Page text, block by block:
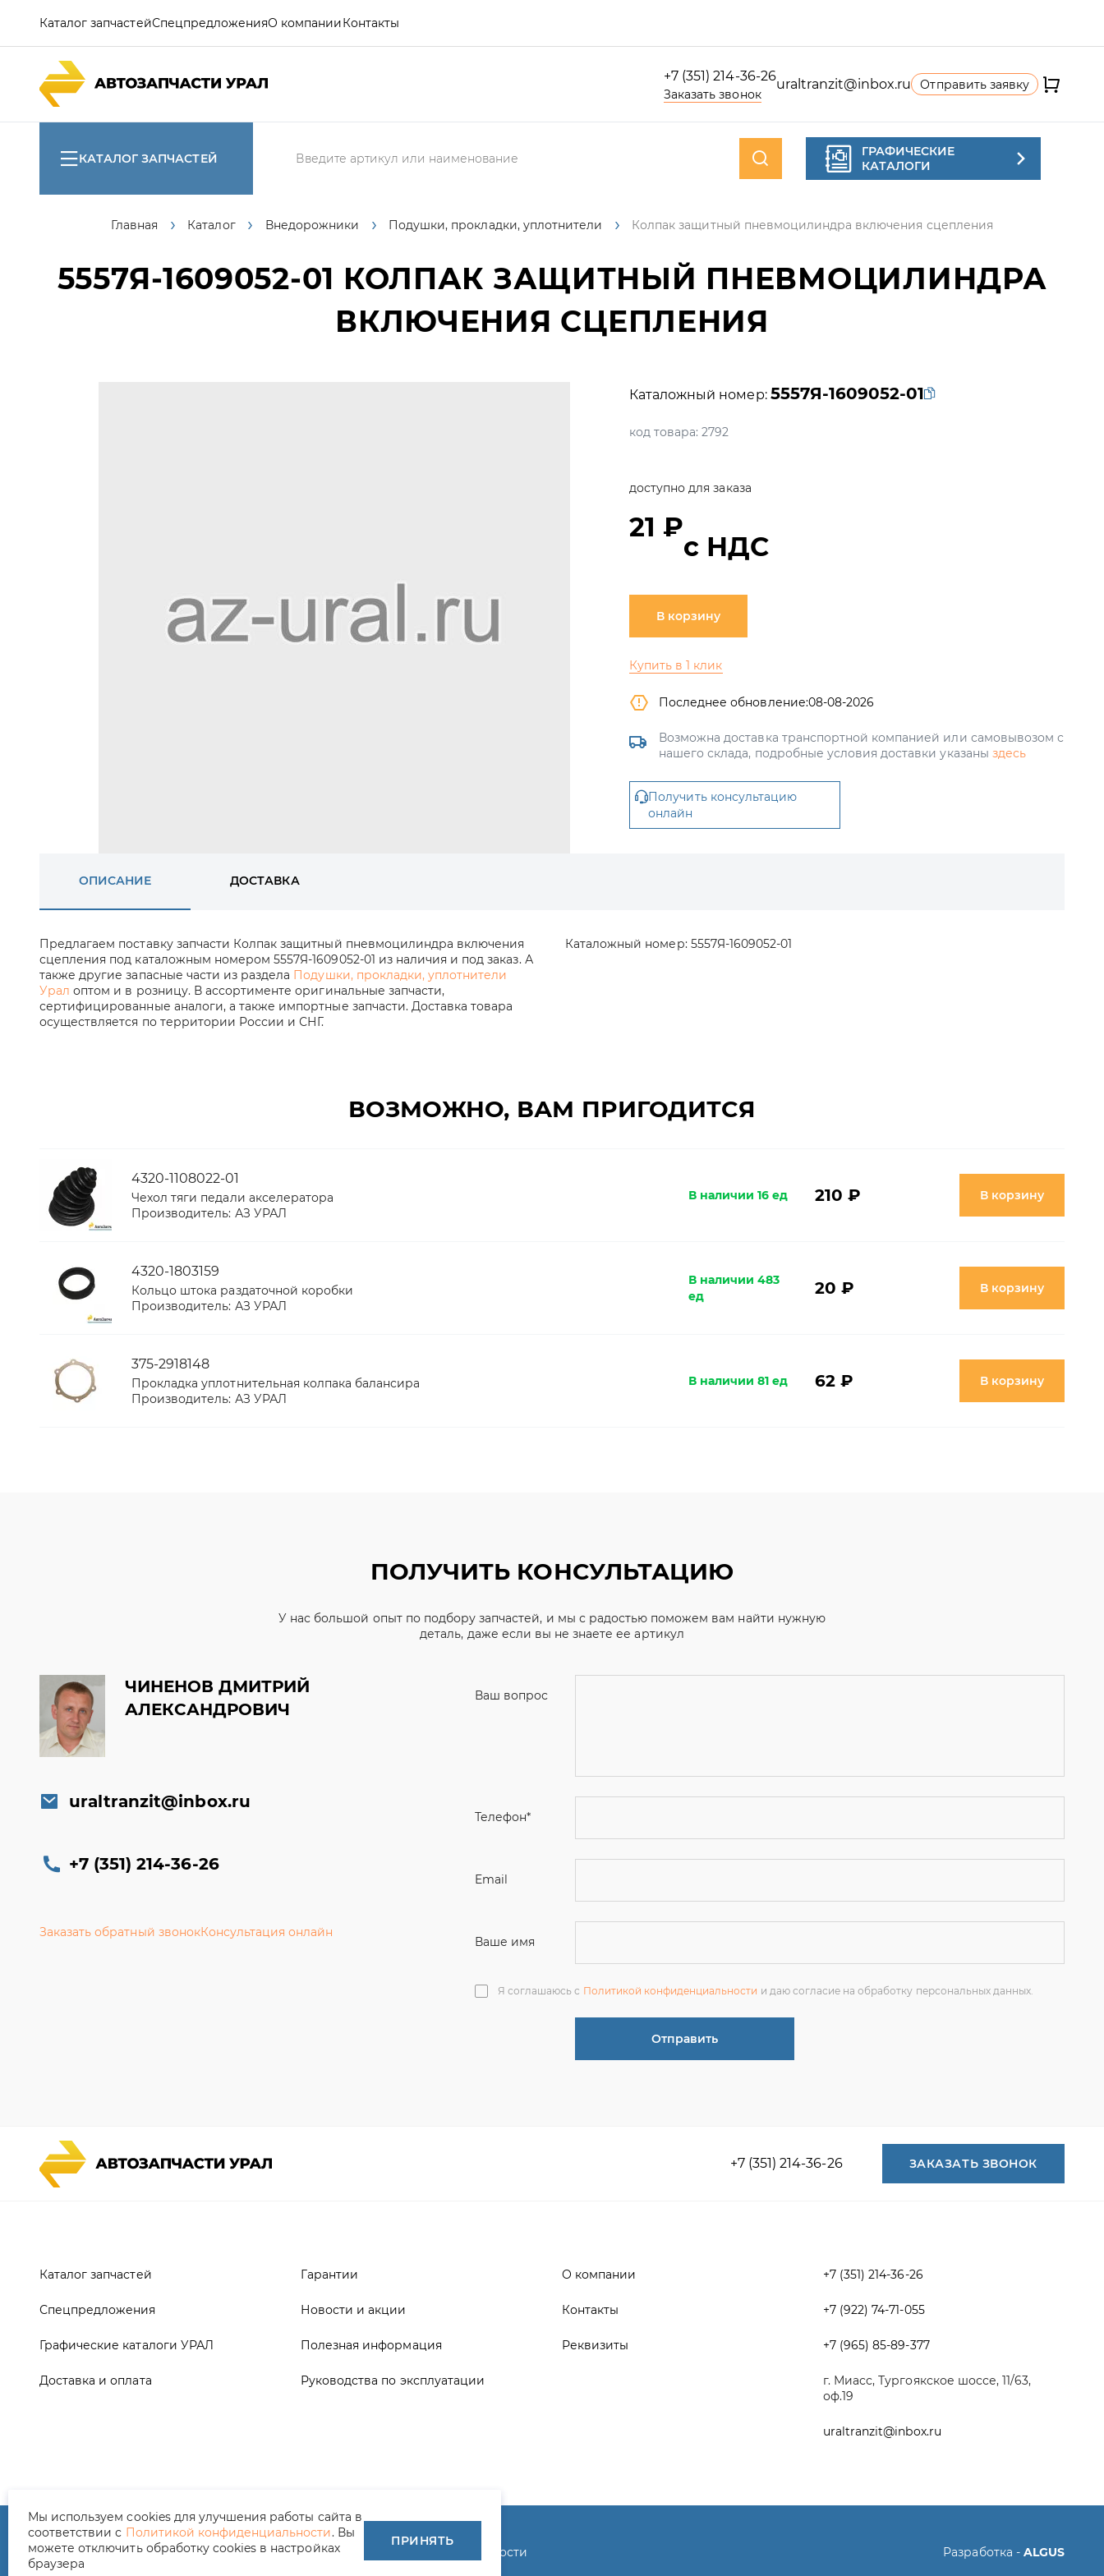
Каталог запчастейСпецпредложенияО компанииКонтакты
+7 (351) 214-36-26
Заказать звонок
uraltranzit@inbox.ru Отправить заявку
КАТАЛОГ ЗАПЧАСТЕЙ
ГРАФИЧЕСКИЕ
КАТАЛОГИ
Главная Каталог Внедорожники Подушки, прокладки, уплотнители Колпак защитный пневмоцилиндра включения сцепления
5557Я-1609052-01 КОЛПАК ЗАЩИТНЫЙ ПНЕВМОЦИЛИНДРА
ВКЛЮЧЕНИЯ СЦЕПЛЕНИЯ
Каталожный номер: 5557Я-1609052-01
код товара: 2792
доступно для заказа
21 ₽
с НДС
В корзину
Купить в 1 клик
Последнее обновление:08-08-2026
Возможна доставка транспортной компанией или самовывозом с
нашего склада, подробные условия доставки указаны здесь
Получить консультацию
онлайн
ОПИСАНИЕ ДОСТАВКА
Предлагаем поставку запчасти Колпак защитный пневмоцилиндра включения
сцепления под каталожным номером 5557Я-1609052-01 из наличия и под заказ. А
также другие запасные части из раздела Подушки, прокладки, уплотнители
Урал оптом и в розницу. В ассортименте оригинальные запчасти,
сертифицированные аналоги, а также импортные запчасти. Доставка товара
осуществляется по территории России и СНГ.
Каталожный номер: 5557Я-1609052-01
ВОЗМОЖНО, ВАМ ПРИГОДИТСЯ
4320-1108022-01
Чехол тяги педали акселератора
Производитель: АЗ УРАЛ
В наличии 16 ед 210 ₽ В корзину
4320-1803159
Кольцо штока раздаточной коробки
Производитель: АЗ УРАЛ
В наличии 483
ед
20 ₽ В корзину
375-2918148
Прокладка уплотнительная колпака балансира
Производитель: АЗ УРАЛ
В наличии 81 ед 62 ₽ В корзину
ПОЛУЧИТЬ КОНСУЛЬТАЦИЮ
У нас большой опыт по подбору запчастей, и мы с радостью поможем вам найти нужную
деталь, даже если вы не знаете ее артикул
ЧИНЕНОВ ДМИТРИЙ
АЛЕКСАНДРОВИЧ
uraltranzit@inbox.ru
+7 (351) 214-36-26
Заказать обратный звонокКонсультация онлайн
Ваш вопрос
Я соглашаюсь с
Отправить
Каталог запчастей +7 (351) 214-36-26
оф.19
uraltranzit@inbox.ru
Мы используем cookies для улучшения работы сайта в
соответствии с Политикой конфиденциальности. Вы
можете отключить обработку cookies в настройках
браузера
ПРИНЯТЬ